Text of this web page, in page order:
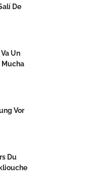
De
Un
Mucha
Vor
Du